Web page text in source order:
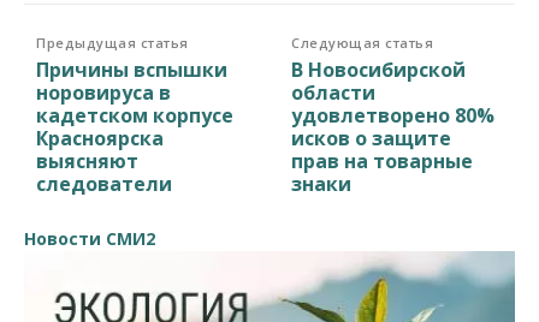
Предыдущая статья
Причины вспышки
норовируса в
кадетском корпусе
Красноярска
выясняют
следователи
Следующая статья
В Новосибирской
области
удовлетворено 80%
исков о защите
прав на товарные
знаки
Новости СМИ2